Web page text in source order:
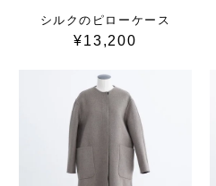
シルクのピローケース
¥13,200